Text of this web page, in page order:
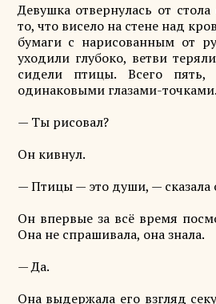
Девушка отвернулась от
то, что висело на стене над
бумаги с нарисованным от
уходили глубоко, ветви
сидели птицы. Всего
одинаковыми глазами-точками.
— Ты рисовал?
Он кивнул.
— Птицы — это души, — сказала
Он впервые за всё время
Она не спрашивала, она знала.
— Да.
Она выдержала его взгляд